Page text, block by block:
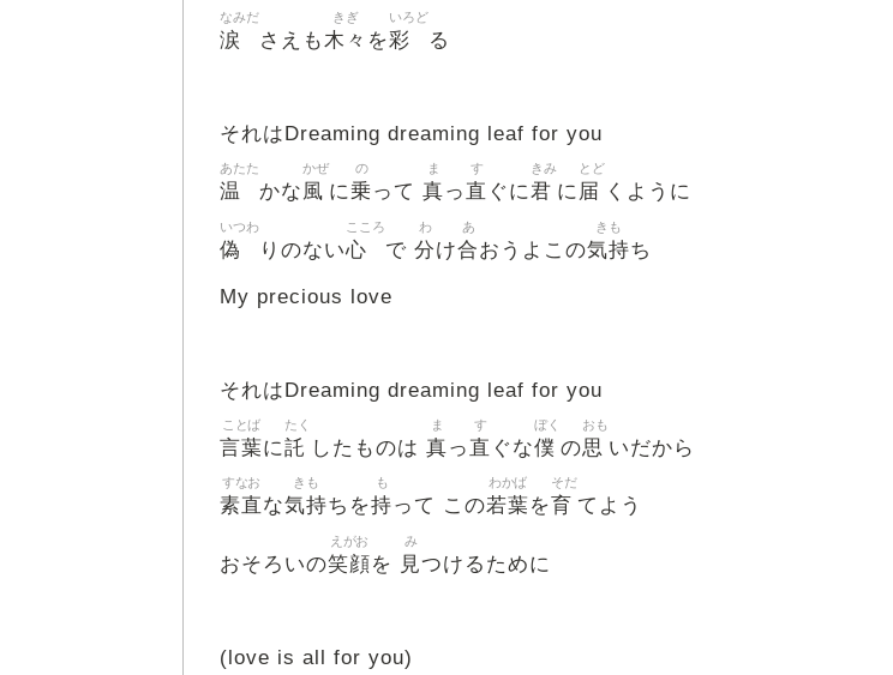
涙
なみだ
さえも木々
きぎ
を彩
いろど
る
それはDreaming dreaming leaf for you
温
あたた
かな風
かぜ
に乗
の
って 真
ま
っ 直
す
ぐに君
きみ
に 届
とど
くように
偽
いつわ
りのない心
こころ
で 分
わ
け合
あ
おうよこの気持
きも
ち
My precious love
それはDreaming dreaming leaf for you
言葉
ことば
に託
たく
したものは 真
ま
っ 直
す
ぐな僕
ぼく
の思
おも
いだから
素直
すなお
な気持
きも
ちを持
も
って この若葉
わかば
を 育
そだ
てよう
おそろいの笑顔
えがお
を 見
み
つけるために
(love is all for you)